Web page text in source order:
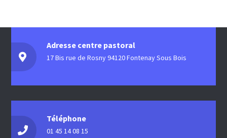
Adresse centre pastoral
17 Bis rue de Rosny 94120 Fontenay Sous Bois
Téléphone
01 45 14 08 15